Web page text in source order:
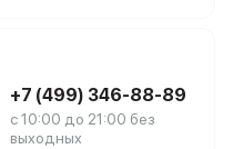
+7 (499) 346-88-89
с 10:00 до 21:00 без
выходных